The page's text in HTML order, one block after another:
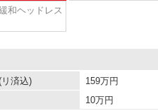
和ヘッドレス
済込) 159万円
10万円